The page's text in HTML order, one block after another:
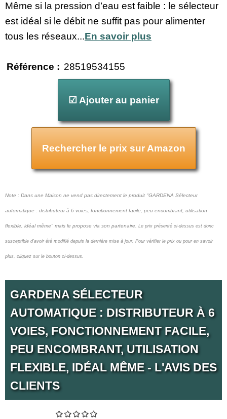
Même si la pression d’eau est faible : le sélecteur
est idéal si le débit ne suffit pas pour alimenter
tous les réseaux...En savoir plus
Référence : 28519534155
☑ Ajouter au panier
Rechercher le prix sur Amazon
Note : Dans une Maison ne vend pas directement le produit "GARDENA Sélecteur
automatique : distributeur à 6 voies, fonctionnement facile, peu encombrant, utilisation
flexible, idéal même" mais le propose via son partenaire. Le prix présenté ci-dessus est donc
susceptible d'avoir été modifié depuis la dernière mise à jour. Pour vérifier le prix ou pour en savoir
plus, cliquez sur le bouton ci-dessus.
GARDENA SÉLECTEUR
AUTOMATIQUE : DISTRIBUTEUR À 6
VOIES, FONCTIONNEMENT FACILE,
PEU ENCOMBRANT, UTILISATION
FLEXIBLE, IDÉAL MÊME - L'AVIS DES
CLIENTS